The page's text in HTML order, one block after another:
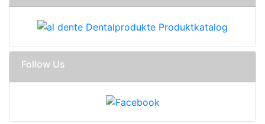
Follow Us